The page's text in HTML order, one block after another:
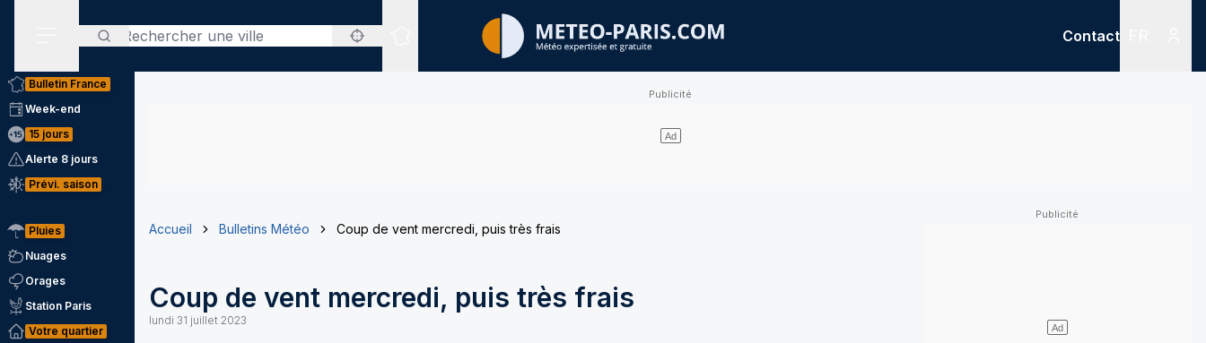
Rechercher
Sites expertisés
Contact
Bulletin France
Week-end
15 jours
Alerte 8 jours
Prévi. saison
Pluies
Nuages
Orages
Station Paris
Votre quartier
Accueil Bulletins Météo Coup de vent mercredi, puis très frais
Coup de vent mercredi, puis très frais
lundi 31 juillet 2023